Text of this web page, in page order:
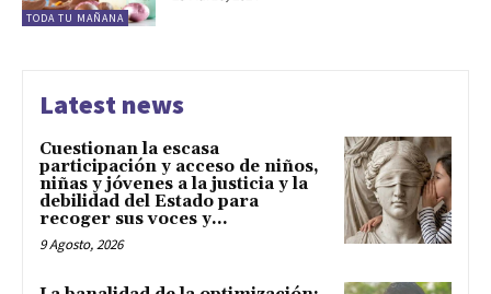
TODA TU MAÑANA
Latest news
Cuestionan la escasa
participación y acceso de niños,
niñas y jóvenes a la justicia y la
debilidad del Estado para
recoger sus voces y...
9 Agosto, 2026